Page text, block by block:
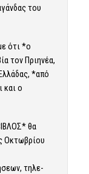
του
ότι *ο
τον Πριηνέα,
*από
και ο
θα
Οκτωβρίου
τηλε-